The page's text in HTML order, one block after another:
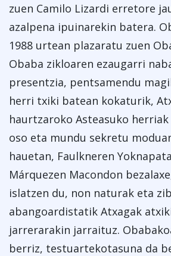
zuen Camilo Lizardi erretore
azalpena ipuinarekin batera.
1988 urtean plazaratu zuen
Obaba zikloaren ezaugarri
presentzia, pentsamendu
herri txiki batean kokaturik,
haurtzaroko Asteasuko
oso eta mundu sekretu
hauetan, Faulkneren
Márquezen Macondon
islatzen du, non naturak eta
abangoardistatik Atxagak
jarrerarakin jarraituz.
berriz, testuartekotasuna da